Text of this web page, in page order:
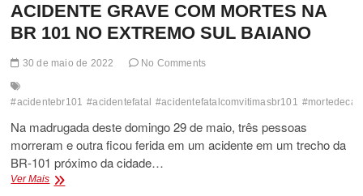
ACIDENTE GRAVE COM MORTES NA
BR 101 NO EXTREMO SUL BAIANO
30 de maio de 2022 No Comments
#acidentebr101 #acidentefatal #acidentefatalcomvitimasbr101
Na madrugada deste domingo 29 de maio, três pessoas
morreram e outra ficou ferida em um acidente em um trecho da
BR-101 próximo da cidade…
Ver MaisACIDENTE